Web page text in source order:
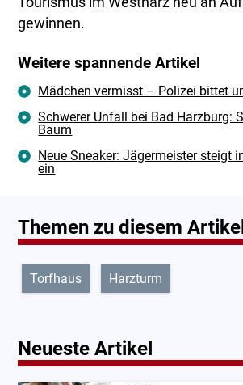
gewinnen.
Weitere spannende Artikel
Mädchen vermisst – Polizei bittet
Schwerer Unfall bei Bad Harzburg:
Baum
Neue Sneaker: Jägermeister steigt
ein
Themen zu diesem Artikel
Torfhaus Harzturm
Neueste Artikel